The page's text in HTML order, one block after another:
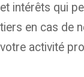
et intérêts qui
tiers en cas de
votre activité